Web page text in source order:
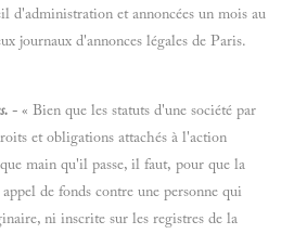
d'administration et annoncées un mois au
journaux d'annonces légales de Paris.
- « Bien que les statuts d'une société par
et obligations attachés à l'action
main qu'il passe, il faut, pour que la
de fonds contre une personne qui
ni inscrite sur les registres de la